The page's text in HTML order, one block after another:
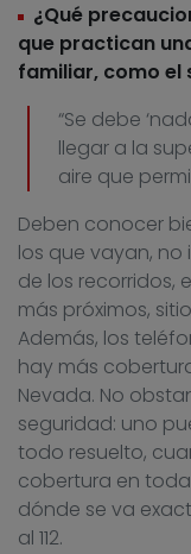
¿Qué
que practican
familiar, como el
“Se debe
llegar a la
aire que
Deben conocer
los que vayan, no
de los recorridos,
más próximos,
Además, los
hay más
Nevada. No
seguridad: uno
todo resuelto,
cobertura en
dónde se va
al 112.